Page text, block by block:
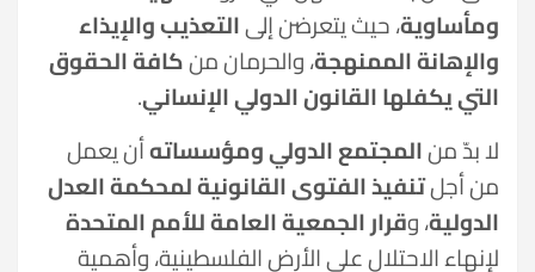
ومأساوية، حيث يتعرضن إلىالتعذيب والإيذاء
والإهانة الممنهجة، والحرمان منكافة الحقوق
التي يكفلها القانون الدولي الإنساني.
لا بدّ منالمجتمع الدولي ومؤسساتهأن يعمل
من أجلتنفيذ الفتوى القانونية لمحكمة العدل
الدولية، وقرار الجمعية العامة للأمم المتحدة
لإنهاء الاحتلال على الأرض الفلسطينية، وأهمية